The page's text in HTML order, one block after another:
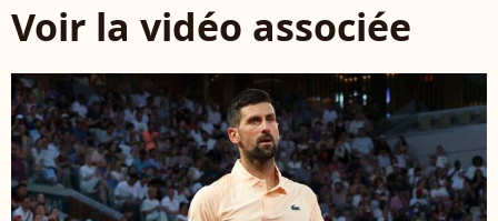
Voir la vidéo associée